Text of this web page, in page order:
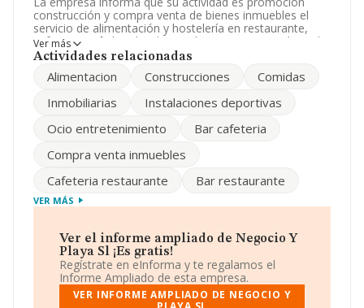
construcción y compra venta de bienes inmuebles el
servicio de alimentación y hostelería en restaurante,
cafeteria, cafe bar, kiosko y pub, con y sin comidas, y la
explotación de instalaciones deportivas. La sociedad
referencia CNAE corresponde a '%cnae%', cuyo Código
exteriores.
Los empleados se han reducido un 43% y según las
número de empleados ha estado por encima de la
Dentro del ranking de empresas elaborado por
INFORMA, atendiendo a los niveles de facturación,
ha ganado 37 puestos en el ranking sectorial, pasando
del 175 al 138. Tienen mejor posición las siguientes
empresas del sector:Grupo Rkpj Sociedad Limitada
Espina Food Sociedad Limitada; por detras de ella se
encuentran compañías como:Maedor Tres S.LyWe
Are Green S.L. Se ha posicionado mejor en el ranking
Ver más
Actividades relacionadas
Alimentacion Construcciones
Comidas
Inmobiliarias
Instalaciones deportivas
Ocio entretenimiento
Bar cafeteria
Compra venta inmuebles
Cafeteria restaurante
Bar restaurante
VER MÁS
Ver el informe ampliado de Negocio Y
Playa Sl ¡Es gratis!
Regístrate en eInforma y te regalamos el
Informe Ampliado de esta empresa.
VER INFORME AMPLIADO DE NEGOCIO Y